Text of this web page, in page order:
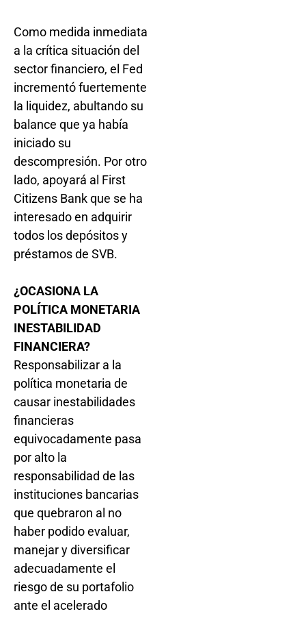
Como medida inmediata
a la crítica situación del
sector financiero, el Fed
incrementó fuertemente
la liquidez, abultando su
balance que ya había
iniciado su
descompresión. Por otro
lado, apoyará al First
Citizens Bank que se ha
interesado en adquirir
todos los depósitos y
préstamos de SVB.
¿OCASIONA LA
POLÍTICA MONETARIA
INESTABILIDAD
FINANCIERA?
Responsabilizar a la
política monetaria de
causar inestabilidades
financieras
equivocadamente pasa
por alto la
responsabilidad de las
instituciones bancarias
que quebraron al no
haber podido evaluar,
manejar y diversificar
adecuadamente el
riesgo de su portafolio
ante el acelerado